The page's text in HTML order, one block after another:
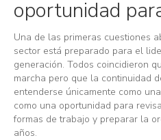
oportunidad
Una de las primeras cuestiones
sector está preparado para el
generación. Todos coincidieron
marcha pero que la continuidad
entenderse únicamente como
como una oportunidad para
formas de trabajo y preparar la
años.